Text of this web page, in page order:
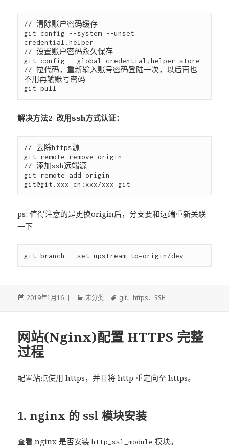
// 清除账户密码缓存
git config --system --unset
credential.helper
// 设置账户密码永久保存
git config --global credential.helper store
// 拉代码，重新输入账号密码登陆一次，以后再也
不用再输账号密码
解决方法2–改用ssh方式认证：
// 去除https源
git remote remove origin
// 添加ssh远端源
git@git.xxx.cn
ps: 值得注意的是更换origin后，分支要和远端重新关联
一下
发
2019年1月16日
分
未分类
标
git、 https、 SSH
网站(Nginx)配置 HTTPS 完整
过程
配置站点使用 https，并且将 http 重定向至 https。
1. nginx 的 ssl 模块安装
查看 nginx 是否安装http_ssl_module 模块。